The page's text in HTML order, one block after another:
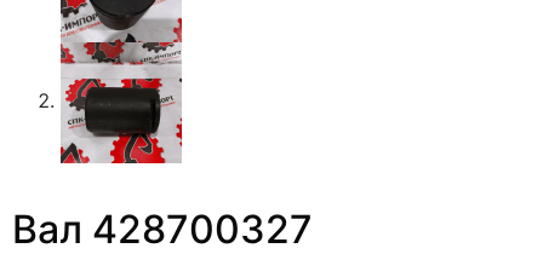
Вал 428700327